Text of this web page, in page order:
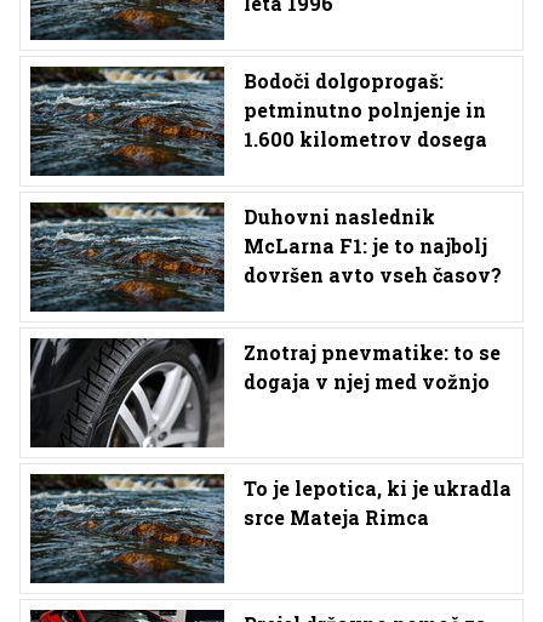
Bodoči dolgoprogaš:
petminutno polnjenje in
1.600 kilometrov dosega
Duhovni naslednik
McLarna F1: je to najbolj
dovršen avto vseh časov?
Znotraj pnevmatike: to se
dogaja v njej med vožnjo
To je lepotica, ki je ukradla
srce Mateja Rimca